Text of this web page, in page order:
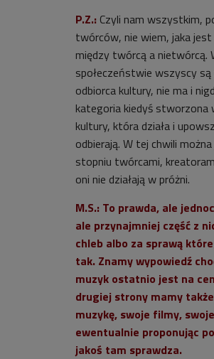
P.Z.: Czyli nam wszystkim,
twórców, nie wiem, jaka
między twórcą a nietwórcą.
społeczeństwie wszyscy
odbiorca kultury, nie ma i
kategoria kiedyś stworzona
kultury, która działa i
odbierają. W tej chwili
stopniu twórcami,
oni nie działają w próżni.
M.S.: To prawda, ale
ale przynajmniej część z
chleb albo za sprawą
tak. Znamy wypowiedź
muzyk ostatnio jest na
drugiej strony mamy
muzykę, swoje filmy,
ewentualnie proponując
jakoś tam sprawdza.